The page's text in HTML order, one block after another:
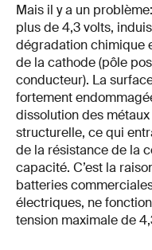
Mais il y a un
plus de 4,3 volts,
dégradation chimique
de la cathode (pôle
conducteur). La
fortement
dissolution des
structurelle, ce qui
de la résistance de la
capacité. C’est la
batteries
électriques, ne
tension maximale de